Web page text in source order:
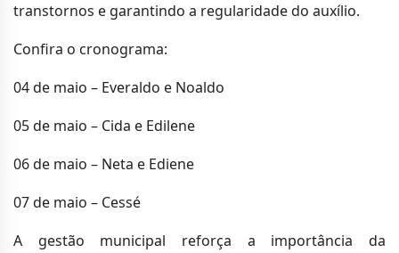
transtornos e garantindo a regularidade do auxílio.
Confira o cronograma:
04 de maio – Everaldo e Noaldo
05 de maio – Cida e Edilene
06 de maio – Neta e Ediene
07 de maio – Cessé
A gestão municipal reforça a importância da